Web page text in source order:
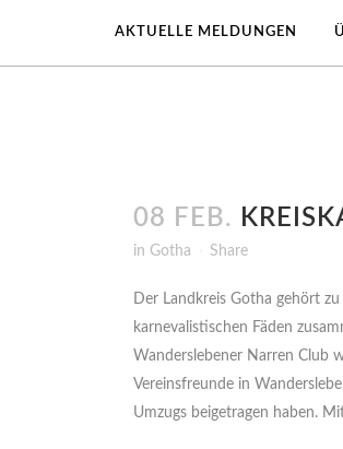
AKTUELLE MELDUNGEN
08 FEB.
in Gotha Share
Der Landkreis Gotha gehört
karnevalistischen Fäden
Wanderslebener Narren Club
Vereinsfreunde in
Umzugs beigetragen haben.